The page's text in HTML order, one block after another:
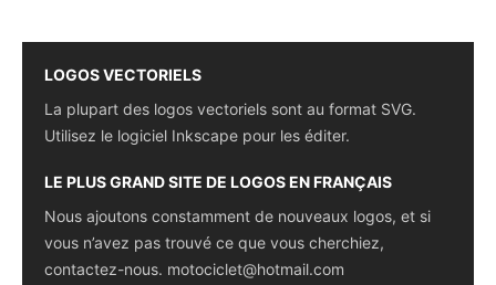
LOGOS VECTORIELS
La plupart des logos vectoriels sont au format SVG.
Utilisez le logiciel Inkscape pour les éditer.
LE PLUS GRAND SITE DE LOGOS EN FRANÇAIS
Nous ajoutons constamment de nouveaux logos, et si
vous n’avez pas trouvé ce que vous cherchiez,
contactez-nous. motociclet@hotmail.com